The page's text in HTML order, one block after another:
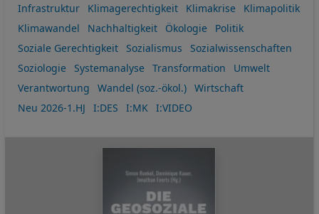
Infrastruktur
Klimagerechtigkeit Klimakrise
Klimapolitik
Klimawandel
Nachhaltigkeit Ökologie
Politik
Soziale Gerechtigkeit
Sozialismus
Sozialwissenschaften
Soziologie
Systemanalyse Transformation
Umwelt
Verantwortung
Wandel (soz.-ökol.)
Wirtschaft
Neu 2026-1.HJ
I:DES I:MK I:VIDEO